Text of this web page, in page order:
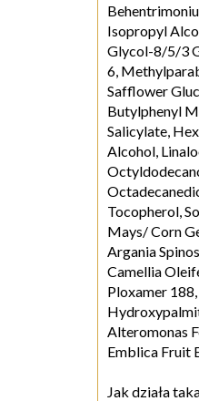
Isopropyl
Glycol-8/5/3
6,
Safflower
Butylphenyl
Salicylate,
Alcohol,
Tocopherol,
Mays/ Corn
Argania
Camellia
Ploxamer
Alteromonas
Emblica Fruit
Jak działa